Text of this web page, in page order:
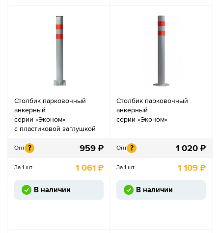
Столбик парковочный
анкерный
серии «Эконом»
с пластиковой заглушкой
Опт ? 959 ₽
За 1 шт. 1 061 ₽
В наличии
Столбик парковочный
анкерный
серии «Эконом»
Опт ? 1 020 ₽
За 1 шт. 1 109 ₽
В наличии